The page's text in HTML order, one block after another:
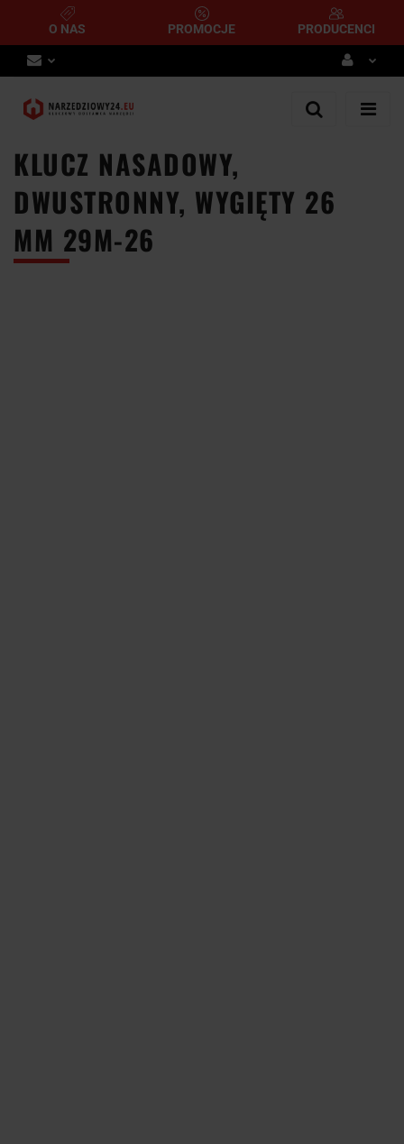
O NAS PROMOCJE PRODUCENCI
Zaloguj się
KLUCZ NASADOWY,
DWUSTRONNY, WYGIĘTY 26
MM 29M-26